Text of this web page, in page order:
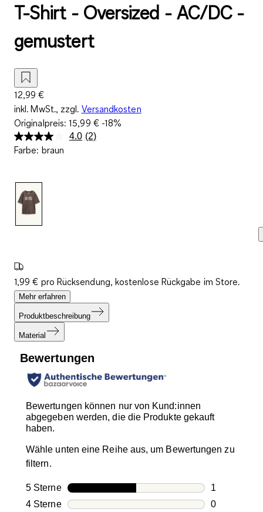
T-Shirt - Oversized - AC/DC -
gemustert
12,99 €
inkl. MwSt., zzgl. Versandkosten
Originalpreis:15,99 €-18%
4.0 2
(2)
Farbe: braun
1,99 € pro Rücksendung, kostenlose Rückgabe im Store.
Mehr erfahren
Produktbeschreibung
Material
Bewertungen
Bewertungen können nur von Kund:innen
abgegeben werden, die die Produkte gekauft
haben.
Wähle unten eine Reihe aus, um Bewertungen zu
filtern.
5 SterneSterne
1
1
4 SterneSterne 0